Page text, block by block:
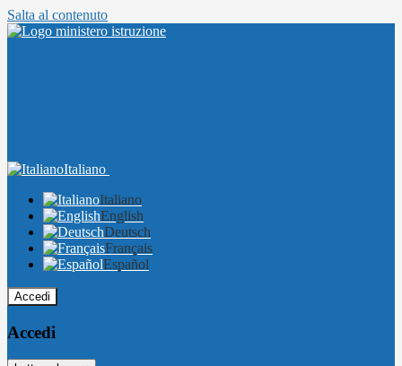
Salta al contenuto
Italiano
Italiano
English
Deutsch
Français
Español
Accedi
Accedi